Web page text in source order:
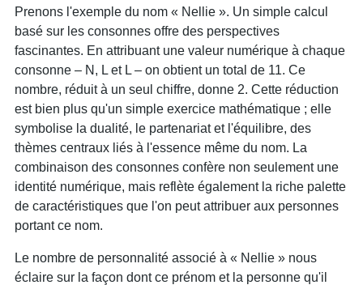
Prenons l'exemple du nom « Nellie ». Un simple calcul
basé sur les consonnes offre des perspectives
fascinantes. En attribuant une valeur numérique à chaque
consonne – N, L et L – on obtient un total de 11. Ce
nombre, réduit à un seul chiffre, donne 2. Cette réduction
est bien plus qu'un simple exercice mathématique ; elle
symbolise la dualité, le partenariat et l'équilibre, des
thèmes centraux liés à l'essence même du nom. La
combinaison des consonnes confère non seulement une
identité numérique, mais reflète également la riche palette
de caractéristiques que l'on peut attribuer aux personnes
portant ce nom.
Le nombre de personnalité associé à « Nellie » nous
éclaire sur la façon dont ce prénom et la personne qu'il